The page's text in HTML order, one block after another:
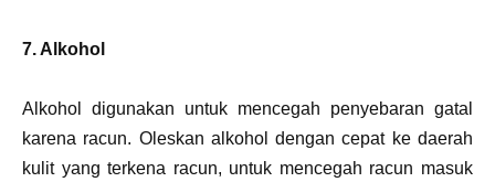
7. Alkohol
Alkohol digunakan untuk mencegah penyebaran gatal
karena racun. Oleskan alkohol dengan cepat ke daerah
kulit yang terkena racun, untuk mencegah racun masuk